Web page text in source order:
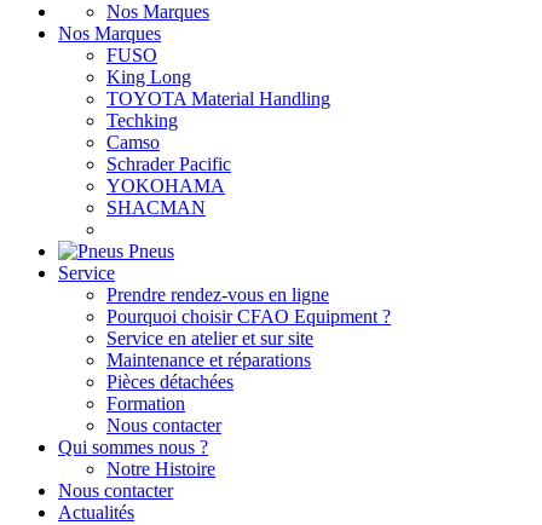
Nos Marques
Nos Marques
FUSO
King Long
TOYOTA Material Handling
Techking
Camso
Schrader Pacific
YOKOHAMA
SHACMAN
Pneus
Service
Prendre rendez-vous en ligne
Pourquoi choisir CFAO Equipment ?
Service en atelier et sur site
Maintenance et réparations
Pièces détachées
Formation
Nous contacter
Qui sommes nous ?
Notre Histoire
Nous contacter
Actualités